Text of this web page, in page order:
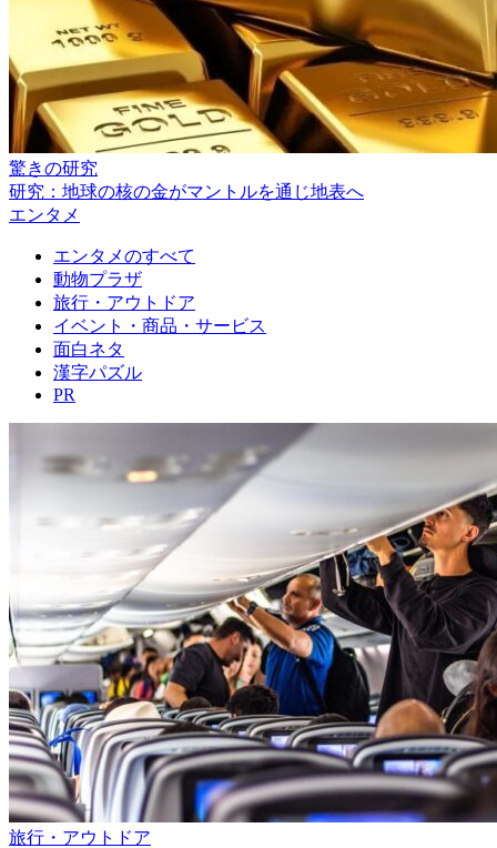
驚きの研究
研究：地球の核の金がマントルを通じ地表へ
エンタメ
エンタメのすべて
動物プラザ
旅行・アウトドア
イベント・商品・サービス
面白ネタ
漢字パズル
PR
旅行・アウトドア